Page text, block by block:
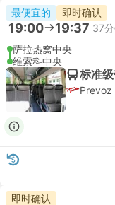
最便宜的 即时确认
19:00 19:37 37
萨拉热窝中央
维索科中央
标准
即时确认